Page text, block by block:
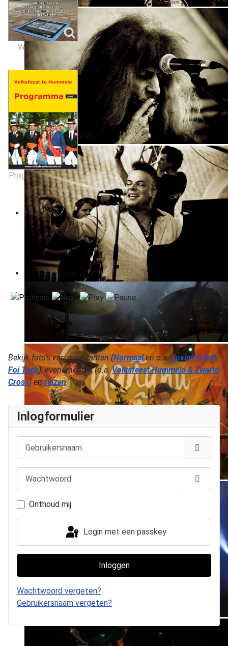
Wandelboekje
Programmaboekjes
Bekijk foto’s van muzikanten (Normaalen o.a.Jovink & Boh
Foi Toch), evenementen (o.a.Volksfeest Hummelo & Zwarte
Cross) en reizen.
Inlogformulier
Toon
Onthoud mij
Login met een passkey
Inloggen
Wachtwoord vergeten?
Gebruikersnaam vergeten?